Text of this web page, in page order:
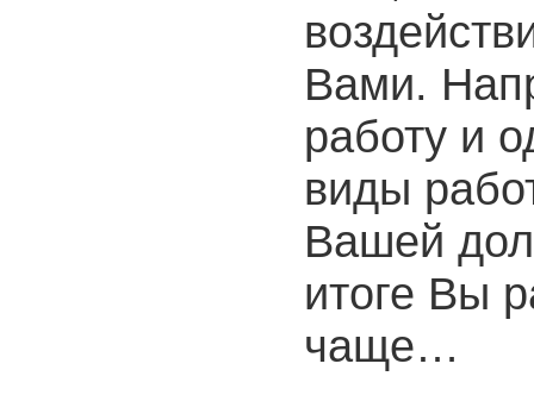
Вами.
работу и
виды
Вашей
итоге Вы
чаще…